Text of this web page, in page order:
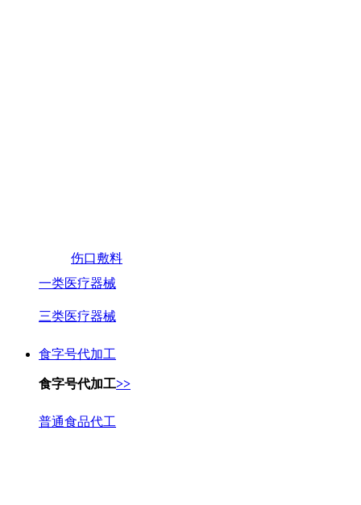
伤口敷料
一类医疗器械
三类医疗器械
食字号代加工
食字号代加工>>
普通食品代工